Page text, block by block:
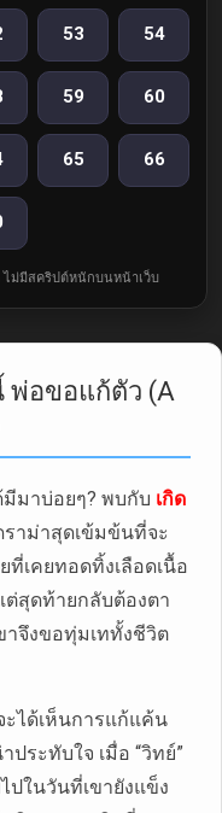
53 54
59 60
65 66
ไม่มีสคริปต์หนักบนหน้าเว็บ
พ่อขอแก้ตัว (A
มีมาบ่อยๆ? พบกับ เกิด
าม่าสุดเข้มข้นที่จะ
ที่เคยทอดทิ้งเลือดเนื้อ
ต่สุดท้ายกลับต้องตา
าจึงขอทุ่มเททั้งชีวิต
ได้เห็นการแก้แค้น
ระทับใจ เมื่อ “วิทย์”
ปในวันที่เขายังแข็ง